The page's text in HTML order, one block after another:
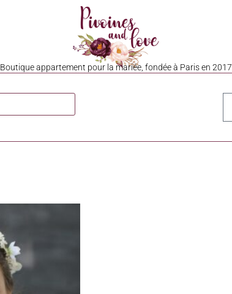
Boutique appartement pour la mariée, fondée à Paris en 2017